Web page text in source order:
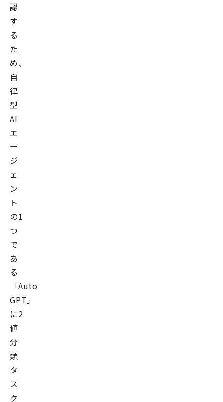
認
す
る
た
め、
自
律
型
AI
エ
ー
ジ
ェ
ン
ト
の1
つ
で
あ
る
「Auto-
GPT」
に2
値
分
類
タ
ス
ク